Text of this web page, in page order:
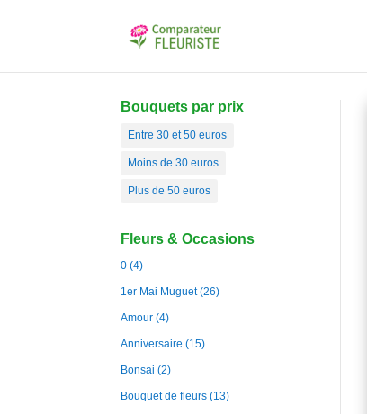
Bouquets par prix
Entre 30 et 50 euros
Moins de 30 euros
Plus de 50 euros
Fleurs & Occasions
0 (4)
1er Mai Muguet (26)
Amour (4)
Anniversaire (15)
Bonsai (2)
Bouquet de fleurs (13)